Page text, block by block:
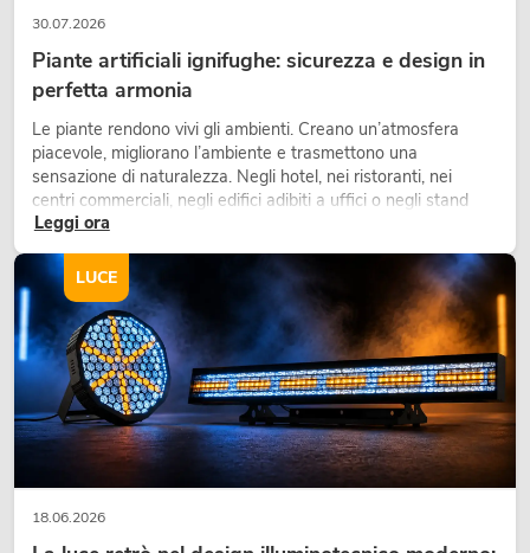
30.07.2026
Piante artificiali ignifughe: sicurezza e design in
perfetta armonia
Le piante rendono vivi gli ambienti. Creano un’atmosfera
piacevole, migliorano l’ambiente e trasmettono una
sensazione di naturalezza. Negli hotel, nei ristoranti, nei
centri commerciali, negli edifici adibiti a uffici o negli stand
fieristici, una vegetazione di alta qualità è ormai parte
Leggi ora
18.06.2026
LUCE